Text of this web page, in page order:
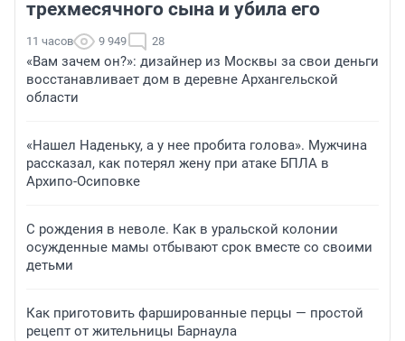
трехмесячного сына и убила его
11 часов 9 949 28
«Вам зачем он?»: дизайнер из Москвы за свои деньги
восстанавливает дом в деревне Архангельской
области
«Нашел Наденьку, а у нее пробита голова». Мужчина
рассказал, как потерял жену при атаке БПЛА в
Архипо-Осиповке
С рождения в неволе. Как в уральской колонии
осужденные мамы отбывают срок вместе со своими
детьми
Как приготовить фаршированные перцы — простой
рецепт от жительницы Барнаула